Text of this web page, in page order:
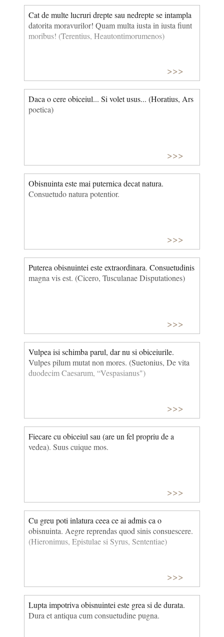
Cat de multe lucruri drepte sau nedrepte se intampla
datorita moravurilor! Quam multa iusta in iusta fiunt
moribus! (Terentius, Heautontimorumenos)
>>>
Daca o cere obiceiul... Si volet usus... (Horatius, Ars
poetica)
>>>
Obisnuinta este mai puternica decat natura.
Consuetudo natura potentior.
>>>
Puterea obisnuintei este extraordinara. Consuetudinis
magna vis est. (Cicero, Tusculanae Disputationes)
>>>
Vulpea isi schimba parul, dar nu si obiceiurile.
Vulpes pilum mutat non mores. (Suetonius, De vita
duodecim Caesarum, “Vespasianus")
>>>
Fiecare cu obiceiul sau (are un fel propriu de a
vedea). Suus cuique mos.
>>>
Cu greu poti inlatura ceea ce ai admis ca o
obisnuinta. Aegre reprendas quod sinis consuescere.
(Hieronimus, Epistulae si Syrus, Sententiae)
>>>
Lupta impotriva obisnuintei este grea si de durata.
Dura et antiqua cum consuetudine pugna.